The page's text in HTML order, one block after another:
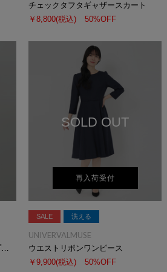
チェックタフタギャザースカート
￥8,800(税込) 50%OFF
ハートｂｏｕｑｕｅｔプリントプルオーバー
SOLD OUT
再入荷受付
SALE 洗える
UNIVERVALMUSE
ウエストリボンワンピース
￥9,900(税込) 50%OFF